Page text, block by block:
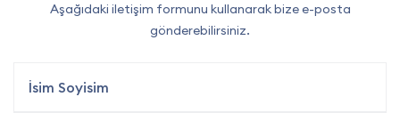
Aşağıdaki iletişim formunu kullanarak bize e-posta
gönderebilirsiniz.